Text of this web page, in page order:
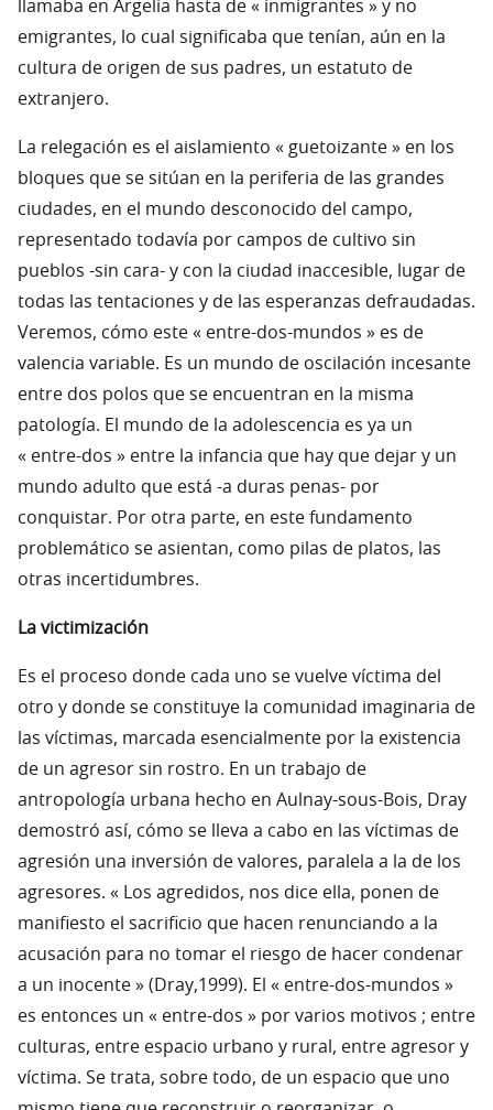
llamaba en Argelia hasta de « inmigrantes » y no
emigrantes, lo cual significaba que tenían, aún en la
cultura de origen de sus padres, un estatuto de
extranjero.
La relegación es el aislamiento « guetoizante » en los
bloques que se sitúan en la periferia de las grandes
ciudades, en el mundo desconocido del campo,
representado todavía por campos de cultivo sin
pueblos -sin cara- y con la ciudad inaccesible, lugar de
todas las tentaciones y de las esperanzas defraudadas.
Veremos, cómo este « entre-dos-mundos » es de
valencia variable. Es un mundo de oscilación incesante
entre dos polos que se encuentran en la misma
patología. El mundo de la adolescencia es ya un
« entre-dos » entre la infancia que hay que dejar y un
mundo adulto que está -a duras penas- por
conquistar. Por otra parte, en este fundamento
problemático se asientan, como pilas de platos, las
otras incertidumbres.
La victimización
Es el proceso donde cada uno se vuelve víctima del
otro y donde se constituye la comunidad imaginaria de
las víctimas, marcada esencialmente por la existencia
de un agresor sin rostro. En un trabajo de
antropología urbana hecho en Aulnay-sous-Bois, Dray
demostró así, cómo se lleva a cabo en las víctimas de
agresión una inversión de valores, paralela a la de los
agresores. « Los agredidos, nos dice ella, ponen de
manifiesto el sacrificio que hacen renunciando a la
acusación para no tomar el riesgo de hacer condenar
a un inocente » (Dray,1999). El « entre-dos-mundos »
es entonces un « entre-dos » por varios motivos ; entre
culturas, entre espacio urbano y rural, entre agresor y
víctima. Se trata, sobre todo, de un espacio que uno